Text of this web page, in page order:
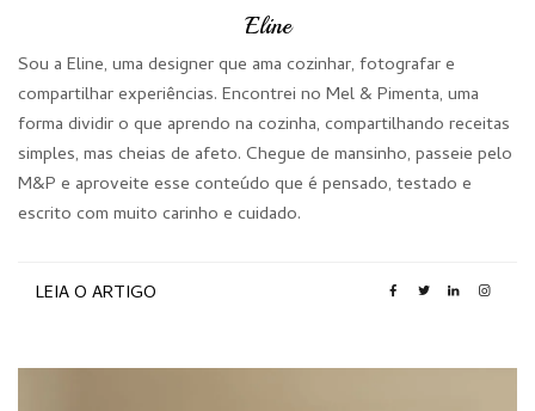
Eline
Sou a Eline, uma designer que ama cozinhar, fotografar e
compartilhar experiências. Encontrei no Mel & Pimenta, uma
forma dividir o que aprendo na cozinha, compartilhando receitas
simples, mas cheias de afeto. Chegue de mansinho, passeie pelo
M&P e aproveite esse conteúdo que é pensado, testado e
escrito com muito carinho e cuidado.
LEIA O ARTIGO